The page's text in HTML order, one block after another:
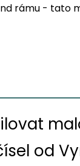
rámu - tato
od